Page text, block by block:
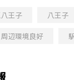
王子 八王子
周辺環境良好